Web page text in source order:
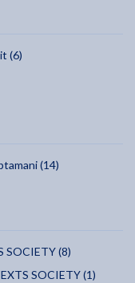
(6)
(14)
SOCIETY (8)
SOCIETY (1)